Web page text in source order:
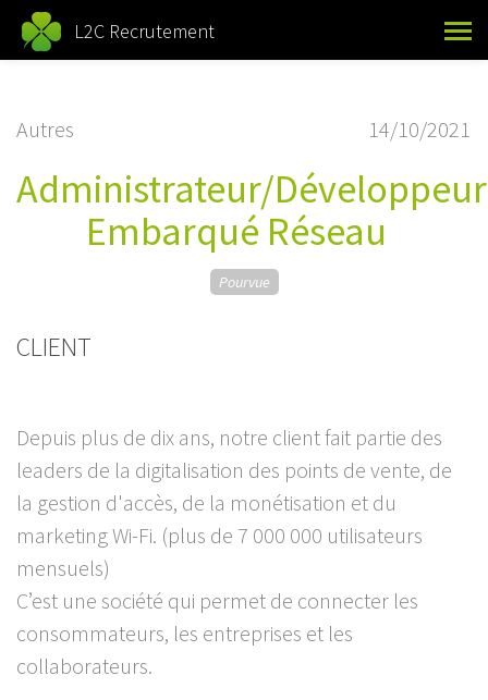
L2C Recrutement
Autres 14/10/2021
Administrateur/Développeur
Embarqué Réseau
Pourvue
CLIENT
Depuis plus de dix ans, notre client fait partie des
leaders de la digitalisation des points de vente, de
la gestion d'accès, de la monétisation et du
marketing Wi-Fi. (plus de 7 000 000 utilisateurs
mensuels)
C’est une société qui permet de connecter les
consommateurs, les entreprises et les
collaborateurs.